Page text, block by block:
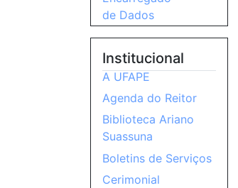
de Dados
Institucional
A UFAPE
Agenda do Reitor
Biblioteca Ariano
Suassuna
Boletins de Serviços
Cerimonial